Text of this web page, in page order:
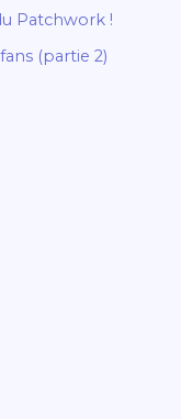
Patchwork !
(partie 2)